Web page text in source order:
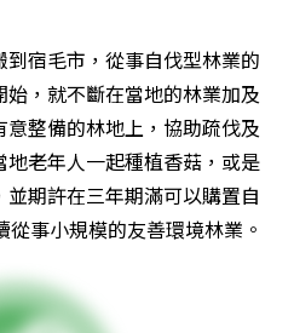
宿毛市，從事自伐型林業的
，就不斷在當地的林業加及
整備的林地上，協助疏伐及
老年人一起種植香菇，或是
期許在三年期滿可以購置自
事小規模的友善環境林業。